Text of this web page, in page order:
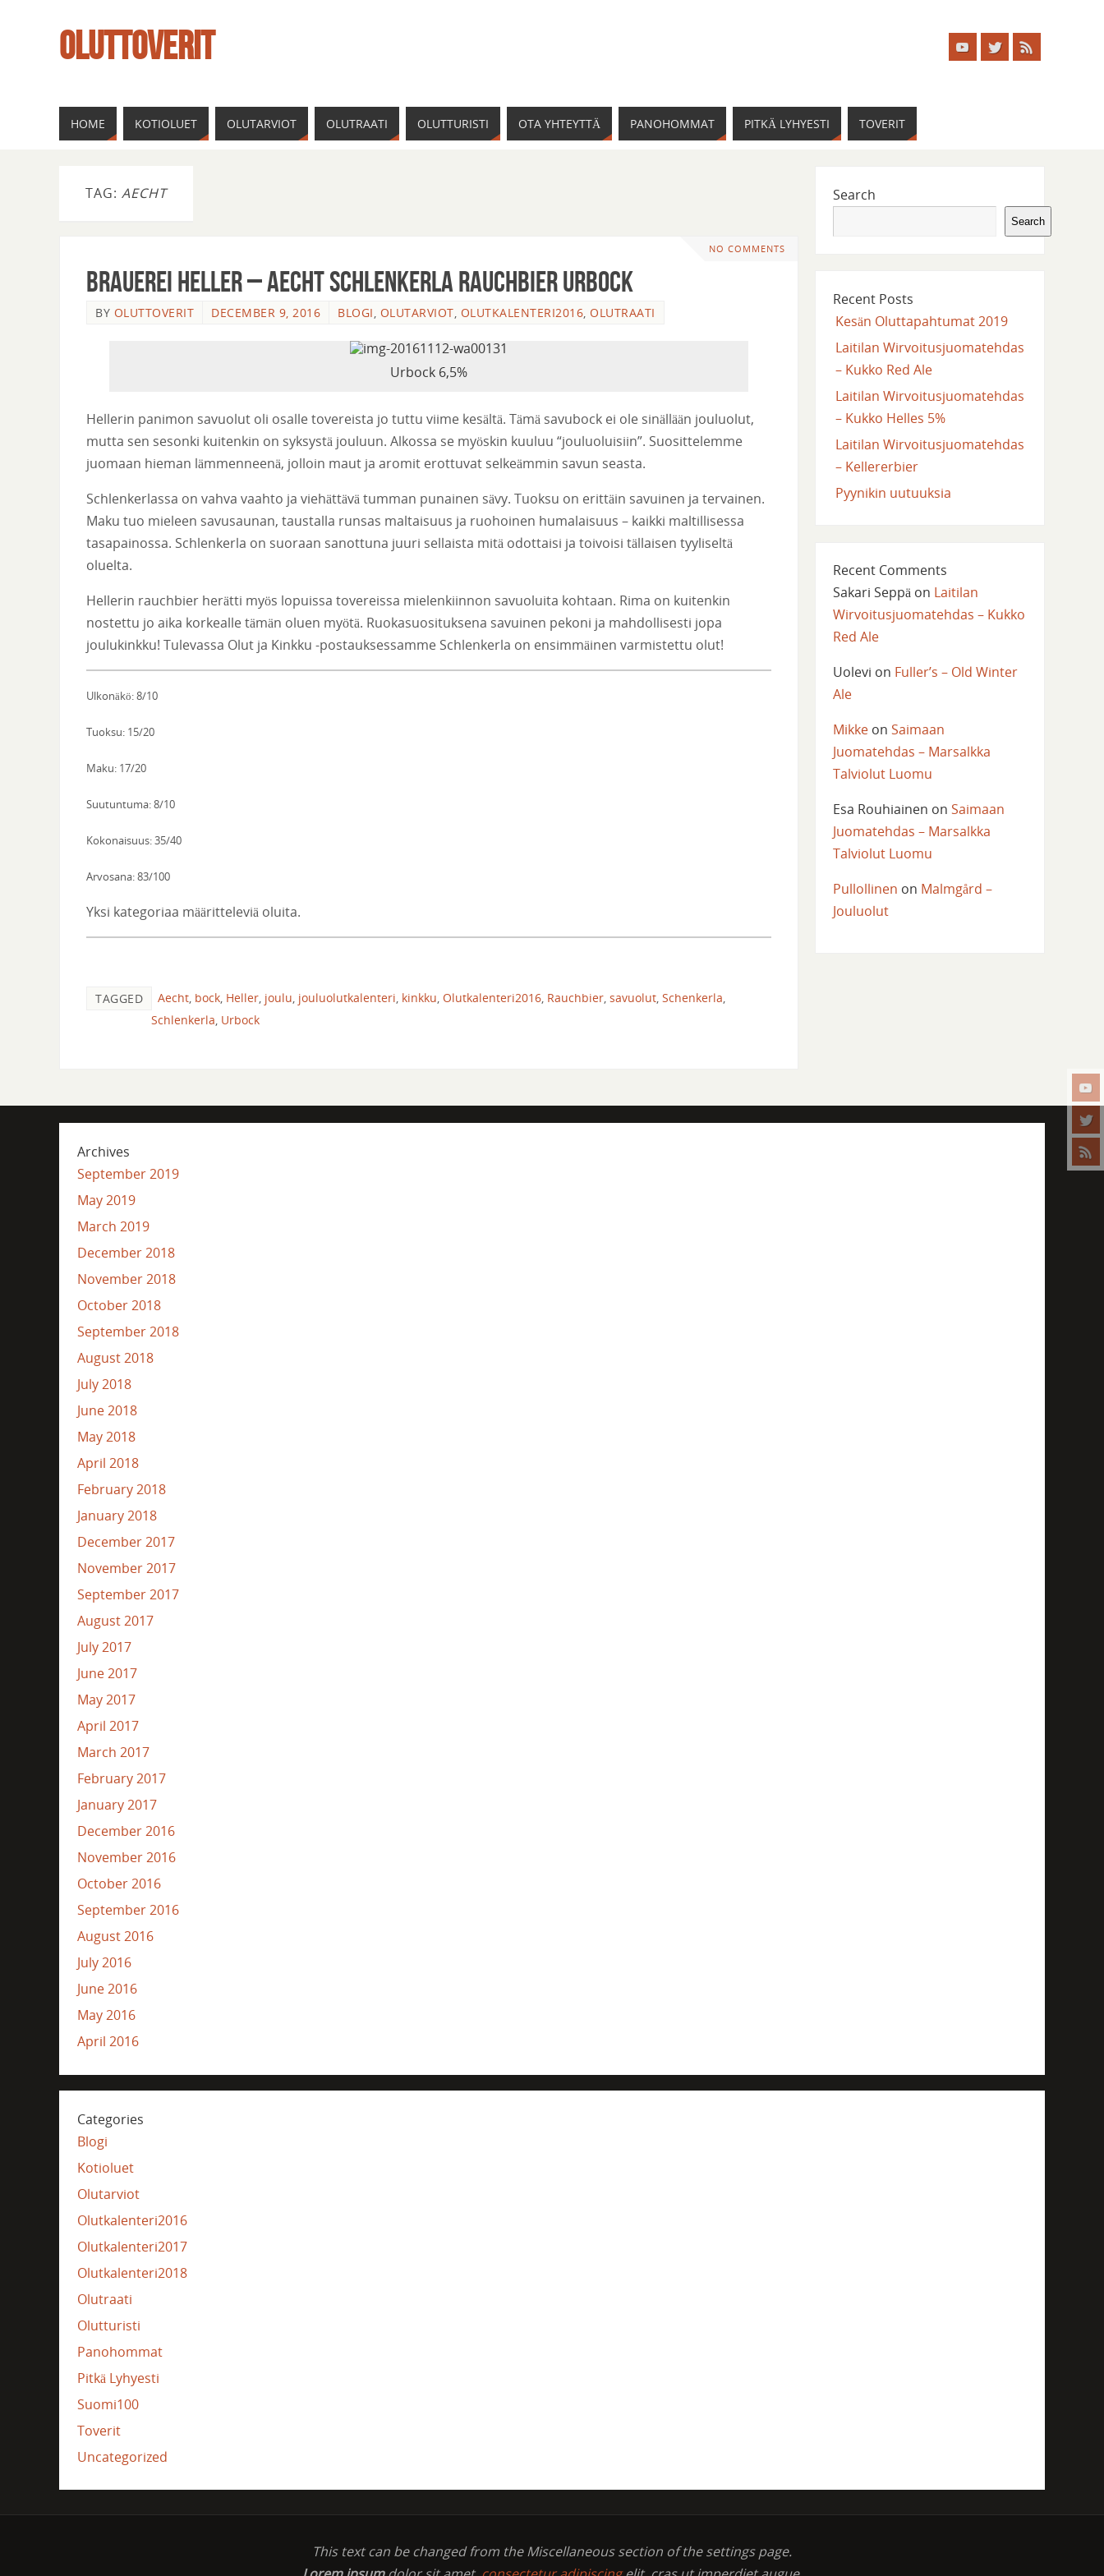
OLUTTOVERIT
HOME KOTIOLUET OLUTARVIOT OLUTRAATI OLUTTURISTI OTA YHTEYTTÄ PANOHOMMAT PITKÄ LYHYESTI TOVERIT
TAG: AECHT
NO COMMENTS
Brauerei Heller – Aecht Schlenkerla Rauchbier Urbock
BY OLUTTOVERIT DECEMBER 9, 2016 BLOGI, OLUTARVIOT, OLUTKALENTERI2016, OLUTRAATI
Urbock 6,5%
Hellerin panimon savuolut oli osalle tovereista jo tuttu viime kesältä. Tämä savubock ei ole sinällään jouluolut,
mutta sen sesonki kuitenkin on syksystä jouluun. Alkossa se myöskin kuuluu “jouluoluisiin”. Suosittelemme
juomaan hieman lämmenneenä, jolloin maut ja aromit erottuvat selkeämmin savun seasta.
Schlenkerlassa on vahva vaahto ja viehättävä tumman punainen sävy. Tuoksu on erittäin savuinen ja tervainen.
Maku tuo mieleen savusaunan, taustalla runsas maltaisuus ja ruohoinen humalaisuus – kaikki maltillisessa
tasapainossa. Schlenkerla on suoraan sanottuna juuri sellaista mitä odottaisi ja toivoisi tällaisen tyyliseltä
oluelta.
Hellerin rauchbier herätti myös lopuissa tovereissa mielenkiinnon savuoluita kohtaan. Rima on kuitenkin
nostettu jo aika korkealle tämän oluen myötä. Ruokasuosituksena savuinen pekoni ja mahdollisesti jopa
joulukinkku! Tulevassa Olut ja Kinkku -postauksessamme Schlenkerla on ensimmäinen varmistettu olut!
Ulkonäkö: 8/10
Tuoksu: 15/20
Maku: 17/20
Suutuntuma: 8/10
Kokonaisuus: 35/40
Arvosana: 83/100
Yksi kategoriaa määritteleviä oluita.
TAGGED Aecht, bock, Heller, joulu, jouluolutkalenteri, kinkku, Olutkalenteri2016, Rauchbier, savuolut, Schenkerla,
Schlenkerla, Urbock
Search
Search
Recent Posts
Kesän Oluttapahtumat 2019
Laitilan Wirvoitusjuomatehdas
– Kukko Red Ale
Laitilan Wirvoitusjuomatehdas
– Kukko Helles 5%
Laitilan Wirvoitusjuomatehdas
– Kellererbier
Pyynikin uutuuksia
Recent Comments
Sakari Seppäon Laitilan
Wirvoitusjuomatehdas – Kukko
Red Ale
Uolevi on Fuller’s – Old Winter
Ale
Mikkeon Saimaan
Juomatehdas – Marsalkka
Talviolut Luomu
Esa Rouhiainen on Saimaan
Juomatehdas – Marsalkka
Talviolut Luomu
Pullollinen on Malmgård –
Jouluolut
Archives
September 2019
May 2019
March 2019
December 2018
November 2018
October 2018
September 2018
August 2018
July 2018
June 2018
May 2018
April 2018
February 2018
January 2018
December 2017
November 2017
September 2017
August 2017
July 2017
June 2017
May 2017
April 2017
March 2017
February 2017
January 2017
December 2016
November 2016
October 2016
September 2016
August 2016
July 2016
June 2016
May 2016
April 2016
Categories
Blogi
Kotioluet
Olutarviot
Olutkalenteri2016
Olutkalenteri2017
Olutkalenteri2018
Olutraati
Olutturisti
Panohommat
Pitkä Lyhyesti
Suomi100
Toverit
Uncategorized
This text can be changed from the Miscellaneous section of the settings page.